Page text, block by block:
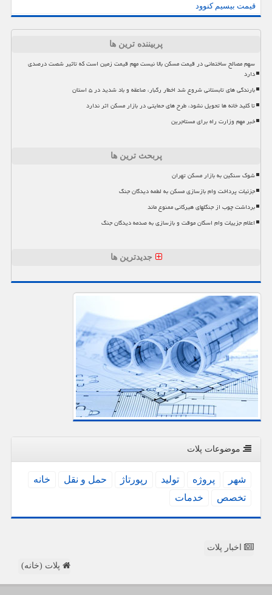
قیمت بیسیم کنوود
پربیننده ترین ها
سهم مصالح ساختمانی در قیمت مسکن بالا نیست مهم قیمت زمین است که تاثیر شصت درصدی
دارد
بارندگی های تابستانی شروع شد اخطار رگبار، صاعقه و باد شدید در ۵ استان
تا کلید خانه ها تحویل نشود، طرح های حمایتی در بازار مسکن اثر ندارد
خبر مهم وزارت راه برای مستاجرین
پربحث ترین ها
شوک سنگین به بازار مسکن تهران
جزئیات پرداخت وام بازسازی مسکن به لطمه دیدگان جنگ
برداشت چوب از جنگلهای هیرکانی ممنوع ماند
اعلام جزییات وام اسکان موقت و بازسازی به صدمه دیدگان جنگ
جدیدترین ها
موضوعات پلات
شهر پروژه تولید رپورتاژ حمل و نقل
خانه
تخصص
خدمات
اخبار پلات
پلات (خانه)